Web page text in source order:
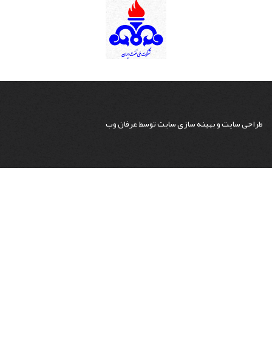
طراحی سایتوبهینه سازی سایتتوسطعرفان وب